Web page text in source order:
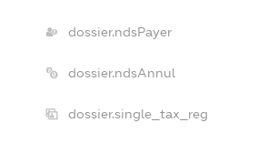
dossier.ndsPayer
dossier.ndsAnnul
dossier.single_tax_reg